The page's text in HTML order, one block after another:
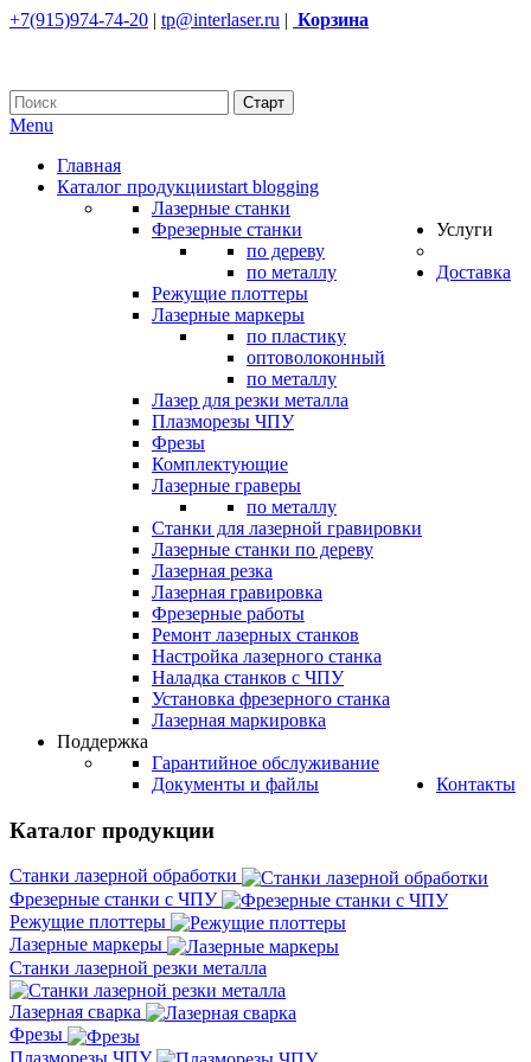
+7(915)974-74-20 | tp@interlaser.ru | Корзина
Menu
Главная
Каталог продукцииstart blogging
Лазерные станки
Фрезерные станки
по дереву
по металлу
Режущие плоттеры
Лазерные маркеры
по пластику
оптоволоконный
по металлу
Лазер для резки металла
Плазморезы ЧПУ
Фрезы
Комплектующие
Лазерные граверы
по металлу
Станки для лазерной гравировки
Лазерные станки по дереву
Услуги
Лазерная резка
Лазерная гравировка
Фрезерные работы
Ремонт лазерных станков
Настройка лазерного станка
Наладка станков с ЧПУ
Установка фрезерного станка
Лазерная маркировка
Доставка
Поддержка
Гарантийное обслуживание
Документы и файлы
Контакты
Каталог продукции
Станки лазерной обработки
Фрезерные станки с ЧПУ
Режущие плоттеры
Лазерные маркеры
Станки лазерной резки металла
Лазерная сварка
Фрезы
Плазморезы ЧПУ